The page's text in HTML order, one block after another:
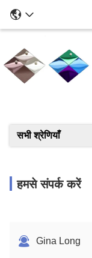
सभी श्रेणियाँ
हमसे संपर्क करें
Gina Long